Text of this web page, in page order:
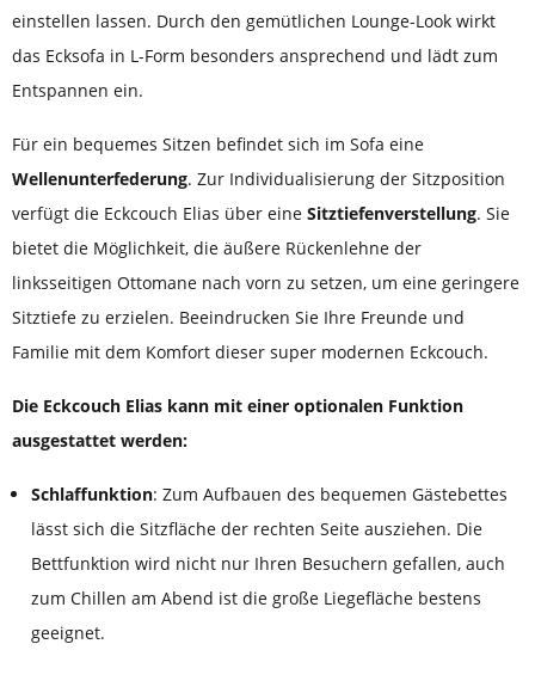
einstellen lassen. Durch den gemütlichen Lounge-Look wirkt
das Ecksofa in L-Form besonders ansprechend und lädt zum
Entspannen ein.
Für ein bequemes Sitzen befindet sich im Sofa eine
Wellenunterfederung. Zur Individualisierung der Sitzposition
verfügt die Eckcouch Elias über eine Sitztiefenverstellung. Sie
bietet die Möglichkeit, die äußere Rückenlehne der
linksseitigen Ottomane nach vorn zu setzen, um eine geringere
Sitztiefe zu erzielen. Beeindrucken Sie Ihre Freunde und
Familie mit dem Komfort dieser super modernen Eckcouch.
Die Eckcouch Elias kann mit einer optionalen Funktion
ausgestattet werden:
Schlaffunktion: Zum Aufbauen des bequemen Gästebettes
lässt sich die Sitzfläche der rechten Seite ausziehen. Die
Bettfunktion wird nicht nur Ihren Besuchern gefallen, auch
zum Chillen am Abend ist die große Liegefläche bestens
geeignet.